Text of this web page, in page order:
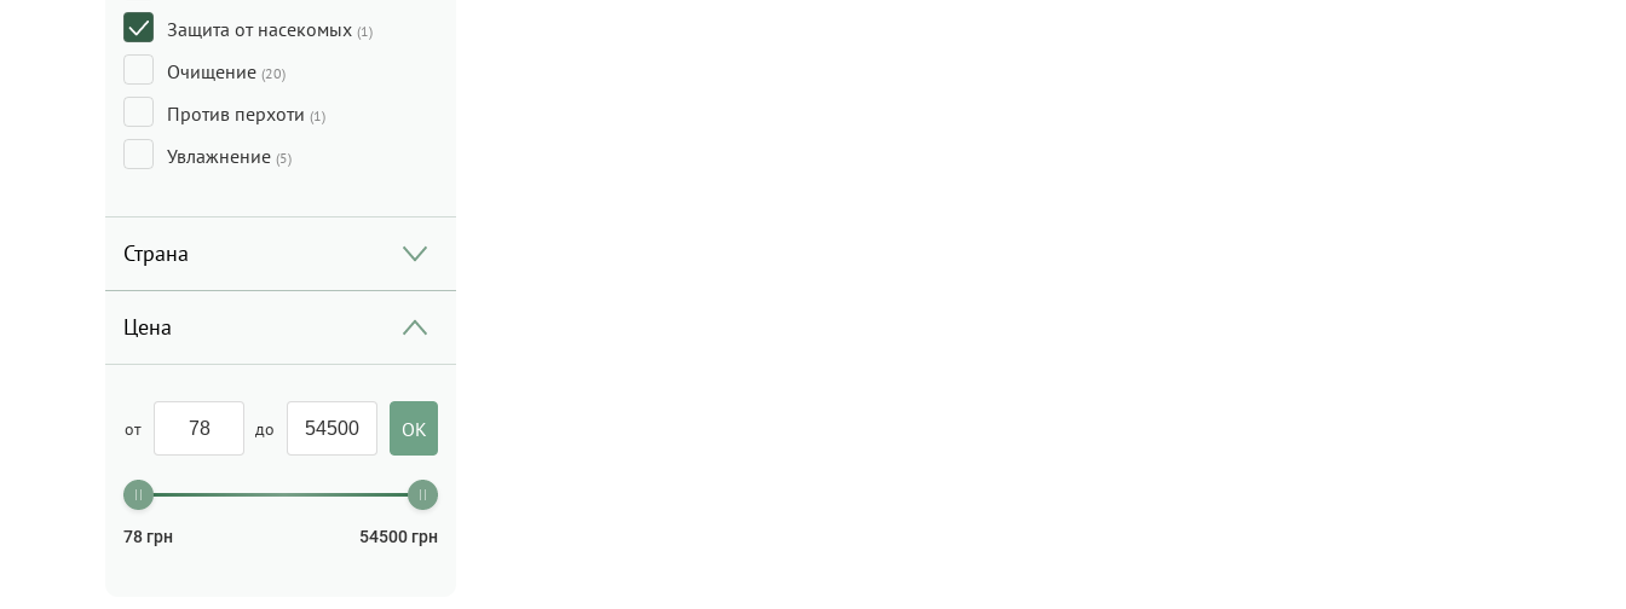
Защита от насекомых (1)
Очищение (20)
Против перхоти (1)
Увлажнение (5)
Страна
Цена
от до
78 грн 54500 грн